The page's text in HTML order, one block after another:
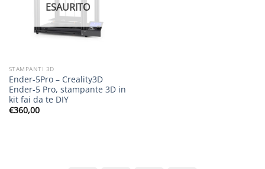
ESAURITO
STAMPANTI 3D
Ender-5Pro – Creality3D
Ender-5 Pro, stampante 3D in
kit fai da te DIY
€360,00